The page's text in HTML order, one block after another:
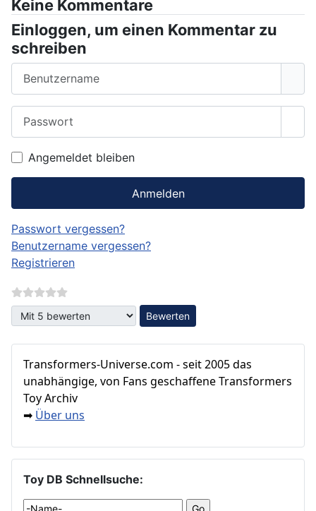
Keine Kommentare
Einloggen, um einen Kommentar zu
schreiben
Angemeldet bleiben
Anmelden
Passwort vergessen?
Benutzername vergessen?
Registrieren
Bitte bewerten
Transformers‑Universe.com - seit 2005 das
unabhängige, von Fans geschaffene Transformers
Toy Archiv
➡ Über uns
Toy DB Schnellsuche: